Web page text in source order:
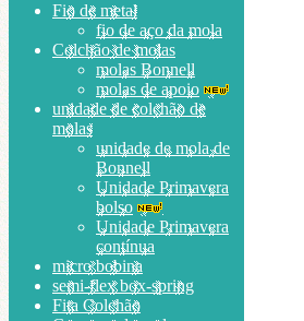
Fio de metal
fio de aço da mola
Colchão de molas
molas Bonnell
molas de apoio
unidade de colchão de
molas
unidade de mola de
Bonnell
Unidade Primavera
bolso
Unidade Primavera
contínua
micro bobina
semi-flex box-spring
Fita Colchão